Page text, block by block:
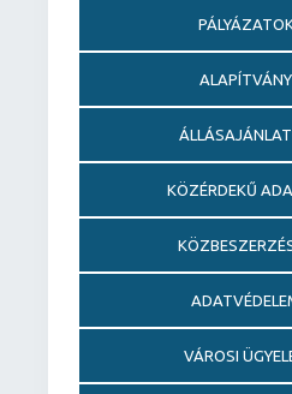
ALAPÍTVÁNY
KÖZÉRDEKŰ
VÁROSI